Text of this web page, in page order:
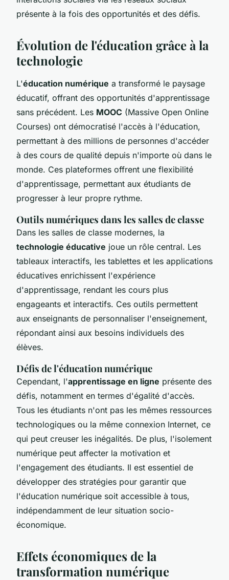
présente à la fois des opportunités et des défis.
Évolution de l'éducation grâce à la
technologie
L'éducation numérique a transformé le paysage
éducatif, offrant des opportunités d'apprentissage
sans précédent. Les MOOC (Massive Open Online
Courses) ont démocratisé l'accès à l'éducation,
permettant à des millions de personnes d'accéder
à des cours de qualité depuis n'importe où dans le
monde. Ces plateformes offrent une flexibilité
d'apprentissage, permettant aux étudiants de
progresser à leur propre rythme.
Outils numériques dans les salles de classe
Dans les salles de classe modernes, la
technologie éducative joue un rôle central. Les
tableaux interactifs, les tablettes et les applications
éducatives enrichissent l'expérience
d'apprentissage, rendant les cours plus
engageants et interactifs. Ces outils permettent
aux enseignants de personnaliser l'enseignement,
répondant ainsi aux besoins individuels des
élèves.
Défis de l'éducation numérique
Cependant, l'apprentissage en ligne présente des
défis, notamment en termes d'égalité d'accès.
Tous les étudiants n'ont pas les mêmes ressources
technologiques ou la même connexion Internet, ce
qui peut creuser les inégalités. De plus, l'isolement
numérique peut affecter la motivation et
l'engagement des étudiants. Il est essentiel de
développer des stratégies pour garantir que
l'éducation numérique soit accessible à tous,
indépendamment de leur situation socio-
économique.
Effets économiques de la
transformation numérique